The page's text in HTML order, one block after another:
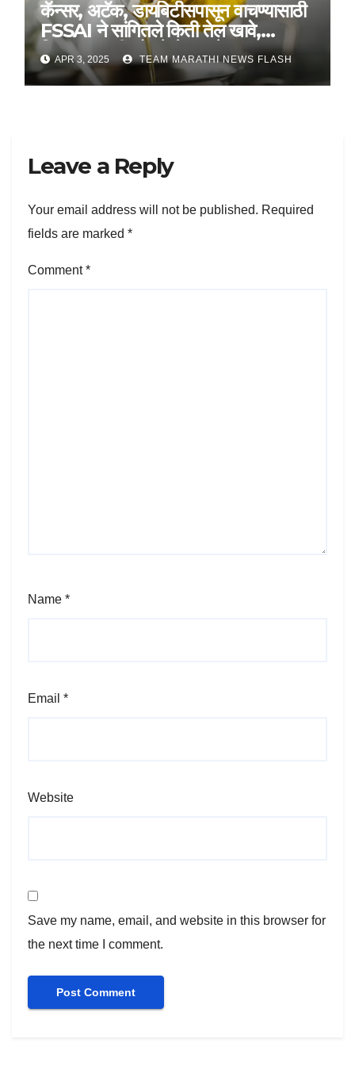
कॅन्सर, अटॅक, डायबिटीसपासून वाचण्यासाठी
FSSAI ने सांगितले किती तेल खावे,
शिजवण्यासाठी कोणते तेल आहे उत्तम?
APR 3, 2025 TEAM MARATHI NEWS FLASH
Leave a Reply
Your email address will not be published. Required
fields are marked *
Comment*
Name *
Email *
Website
Save my name, email, and website in this browser for
the next time I comment.